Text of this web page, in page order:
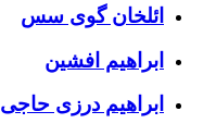
ائلخان گوی سس
ابراهیم افشین
ابراهیم درزی حاجی